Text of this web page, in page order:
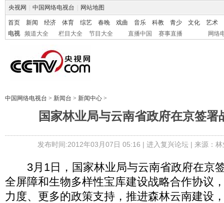
央视网 中国网络电视台 网站地图
首页 新闻 经济 体育 综艺 春晚 戏曲 音乐 科教 青少 文化
艺术
电视
频道大全 栏目大全 节目大全 直播中国 赛事直播 网络
中国网络电视台 > 新闻台 > 新闻中心 >
国家林业局与云南省政府在京签署
发布时间:2012年03月07日 05:16 | 进入复兴论坛| 来源：
3月1日，国家林业局与云南省政府在京
全屏障和生物多样性宝库建设战略合作协议
力度、更多的政策支持，推进森林云南建设